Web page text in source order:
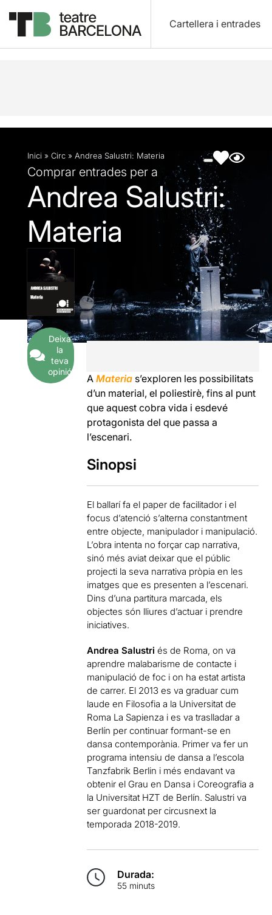
Cartellera i entrades
Descripció Fitxa artística Fotos i vídeos
Inici » Circ » Andrea Salustri: Materia
Comprar entrades per a
Andrea Salustri:
Materia
Deixa
la
teva
opinió
AMateria s’exploren les possibilitats
d’un material, el poliestirè, fins al punt
que aquest cobra vida i esdevé
protagonista del que passa a
l’escenari.
Sinopsi
El ballarí fa el paper de facilitador i el
focus d’atenció s’alterna constantment
entre objecte, manipulador i manipulació.
L’obra intenta no forçar cap narrativa,
sinó més aviat deixar que el públic
projecti la seva narrativa pròpia en les
imatges que es presenten a l’escenari.
Dins d’una partitura marcada, els
objectes són lliures d’actuar i prendre
iniciatives.
Andrea Salustri és de Roma, on va
aprendre malabarisme de contacte i
manipulació de foc i on ha estat artista
de carrer. El 2013 es va graduar cum
laude en Filosofia a la Universitat de
Roma La Sapienza i es va traslladar a
Berlín per continuar formant-se en
dansa contemporània. Primer va fer un
programa intensiu de dansa a l’escola
Tanzfabrik Berlin i més endavant va
obtenir el Grau en Dansa i Coreografia a
la Universitat HZT de Berlín. Salustri va
ser guardonat per circusnext la
temporada 2018-2019.
Durada:
55 minuts